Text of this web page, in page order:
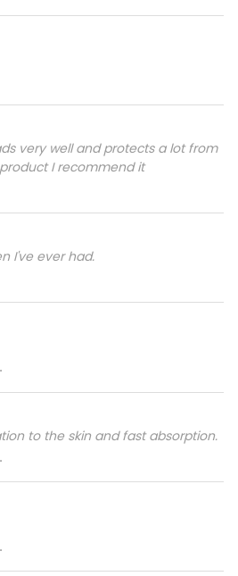
very well and protects a lot from
I recommend it
I've ever had.
to the skin and fast absorption.